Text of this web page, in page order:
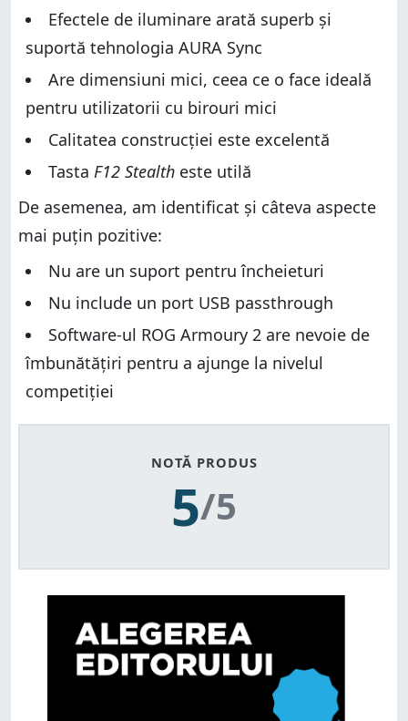
Efectele de iluminare arată superb și
suportă tehnologia AURA Sync
Are dimensiuni mici, ceea ce o face ideală
pentru utilizatorii cu birouri mici
Calitatea construcției este excelentă
Tasta F12 Stealth este utilă
De asemenea, am identificat și câteva aspecte
mai puțin pozitive:
Nu are un suport pentru încheieturi
Nu include un port USB passthrough
Software-ul ROG Armoury 2 are nevoie de
îmbunătățiri pentru a ajunge la nivelul
competiției
NOTĂ PRODUS
5/5